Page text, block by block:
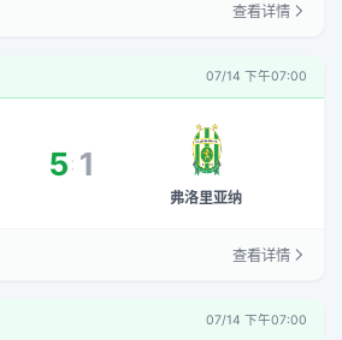
查看详情
07/14 下午07:00
5: 1
弗洛里亚纳
查看详情
07/14 下午07:00